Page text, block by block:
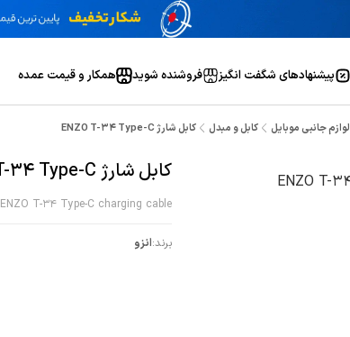
پیشنهاد‌های شگفت انگیز فروشنده شوید همکار و قیمت عمده
لوازم جانبی موبایل کابل و مبدل کابل شارژ ENZO T-34 Type-C
کابل شارژ ENZO T-34 Type-C
ENZO T-34 Type-C charging cable
برند:انزو